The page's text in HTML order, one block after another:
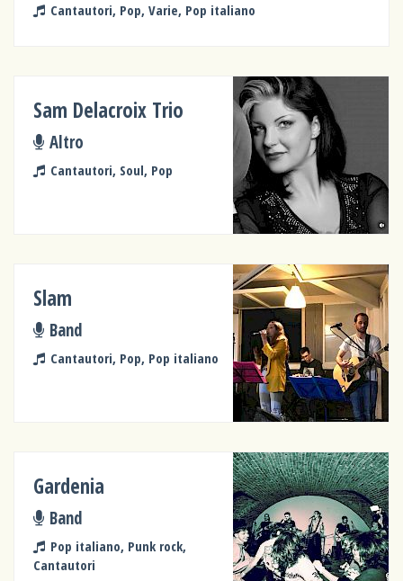
Cantautori, Pop, Varie, Pop italiano
Sam Delacroix Trio
Altro
Cantautori, Soul, Pop
Slam
Band
Cantautori, Pop, Pop italiano
Gardenia
Band
Pop italiano, Punk rock,
Cantautori